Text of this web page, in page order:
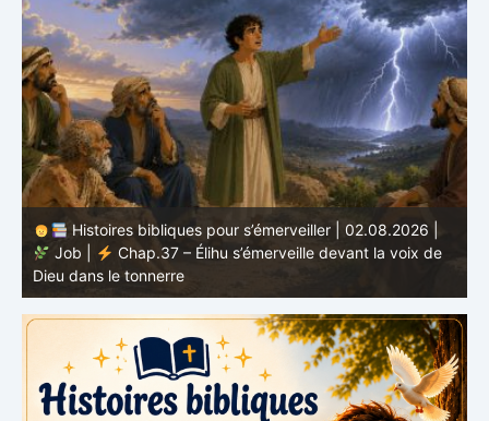
Histoires bibliques pour s’émerveiller | 02.08.2026 |
Job |
Chap.37 – Élihu s’émerveille devant la voix de
Dieu dans le tonnerre